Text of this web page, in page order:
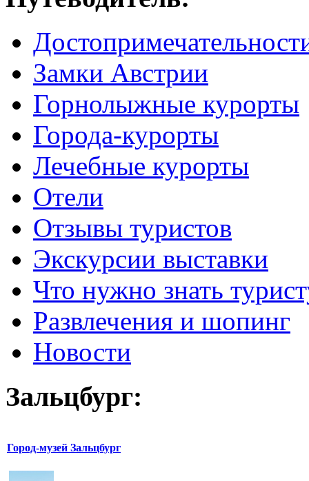
Замки Австрии
Горнолыжные курорты
Города-курорты
Лечебные курорты
Отели
Отзывы туристов
Экскурсии выставки
Что нужно знать
Развлечения и шопинг
Новости
Зальцбург:
Город-музей Зальцбург